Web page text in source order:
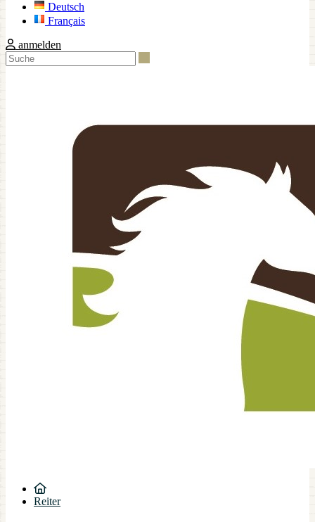
Deutsch
Français
anmelden
Reiter